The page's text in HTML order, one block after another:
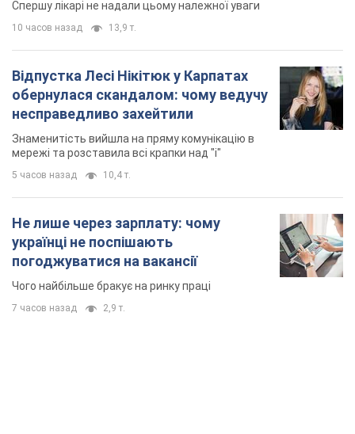
Не лише через зарплату: чому
українці не поспішають
погоджуватися на вакансії
7 часов назад 2,9 т.